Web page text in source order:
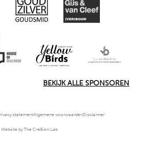
BEKIJK ALLE SPONSOREN
statementAlgemene voorwaardenDisclaimer
Website by The Cre8ion.Lab